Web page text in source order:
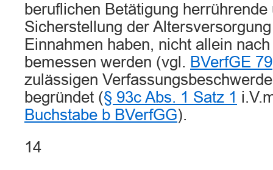
beruflichen Betätigung herrührende
Sicherstellung der
Einnahmen haben, nicht allein
bemessen werden (vgl. BVerfGE
zulässigen
begründet (§ 93c Abs. 1 Satz 1
Buchstabe b BVerfGG).
14